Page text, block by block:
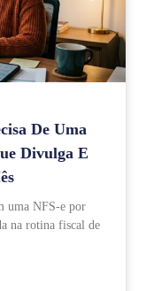
De Uma
Divulga E
uma NFS-e por
na rotina fiscal de